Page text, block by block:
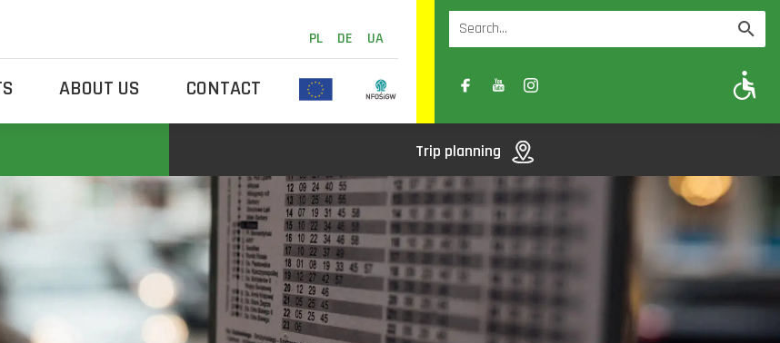
PL DE UA
ABOUT US CONTACT A- A A+
Trip planning